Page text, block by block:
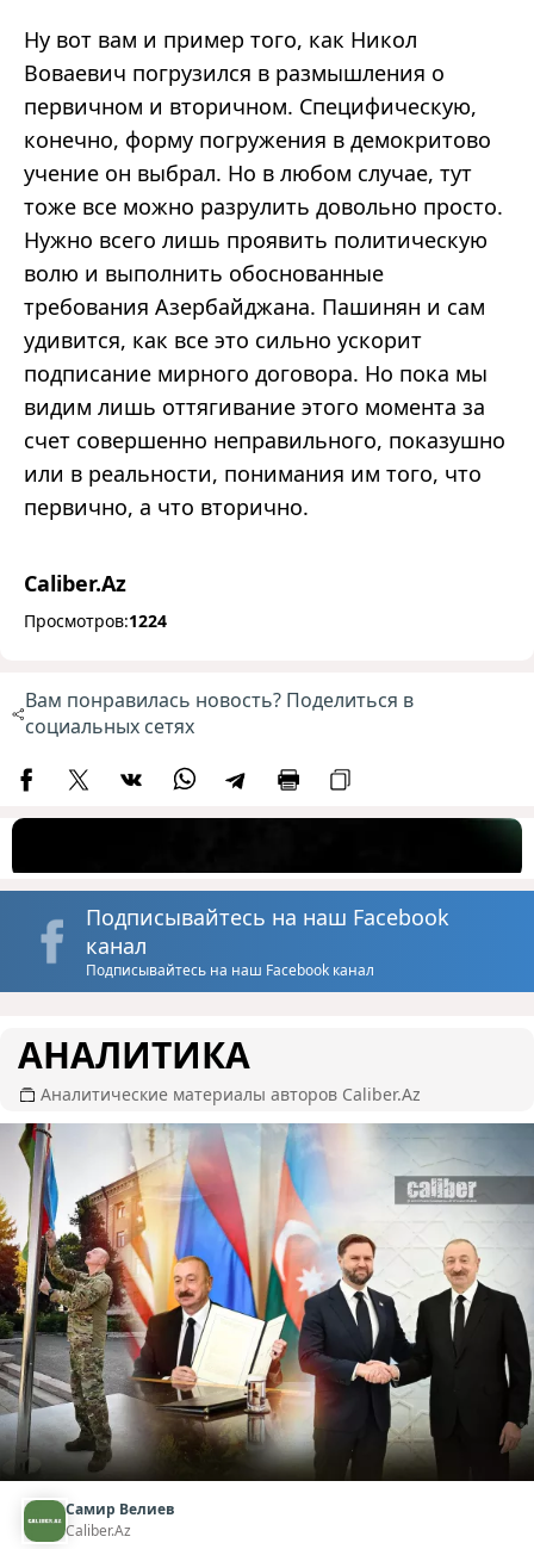
Ну вот вам и пример того, как Никол
Воваевич погрузился в размышления о
первичном и вторичном. Специфическую,
конечно, форму погружения в демокритово
учение он выбрал. Но в любом случае, тут
тоже все можно разрулить довольно просто.
Нужно всего лишь проявить политическую
волю и выполнить обоснованные
требования Азербайджана. Пашинян и сам
удивится, как все это сильно ускорит
подписание мирного договора. Но пока мы
видим лишь оттягивание этого момента за
счет совершенно неправильного, показушно
или в реальности, понимания им того, что
первично, а что вторично.
Caliber.Az
Просмотров:1224
Вам понравилась новость? Поделиться в
социальных сетях
Подписывайтесь на наш Facebook
канал
Подписывайтесь на наш Facebook канал
АНАЛИТИКА
Аналитические материалы авторов Caliber.Az
Самир Велиев
Caliber.Az